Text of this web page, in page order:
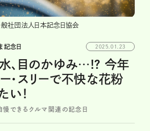
社団法人日本記念日協会
記念日 2025.01.23
水、目のかゆみ…!? 今年
ー・スリーで不快な花粉
い！
慢できるクルマ関連の記念日